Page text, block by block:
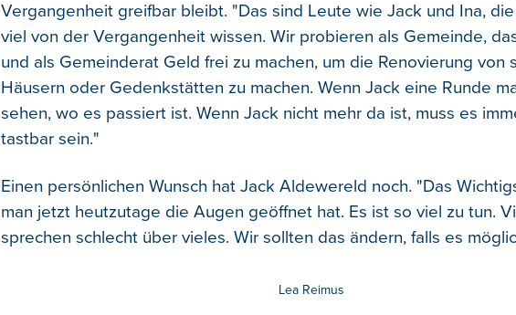
Vergangenheit greifbar bleibt. "Das sind Leute wie Jack und Ina,
viel von der Vergangenheit wissen. Wir probieren als Gemeinde,
und als Gemeinderat Geld frei zu machen, um die Renovierung von
Häusern oder Gedenkstätten zu machen. Wenn Jack eine Runde
sehen, wo es passiert ist. Wenn Jack nicht mehr da ist, muss es
tastbar sein."
Einen persönlichen Wunsch hat Jack Aldewereld noch. "Das
man jetzt heutzutage die Augen geöffnet hat. Es ist so viel zu tun.
sprechen schlecht über vieles. Wir sollten das ändern, falls es
Lea Reimus